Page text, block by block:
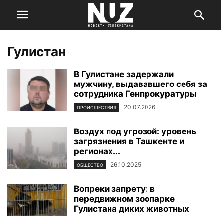
Гулистан
В Гулистане задержали
мужчину, выдававшего себя за
сотрудника Генпрокуратуры
ПРОИСШЕСТВИЯ 20.07.2026
Воздух под угрозой: уровень
загрязнения в Ташкенте и
регионах...
ОБЩЕСТВО 26.10.2025
Вопреки запрету: в
передвижном зоопарке
Гулистана диких животных